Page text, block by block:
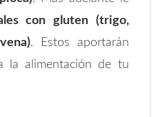
con gluten (trigo,
. Estos aportarán
la alimentación de tu